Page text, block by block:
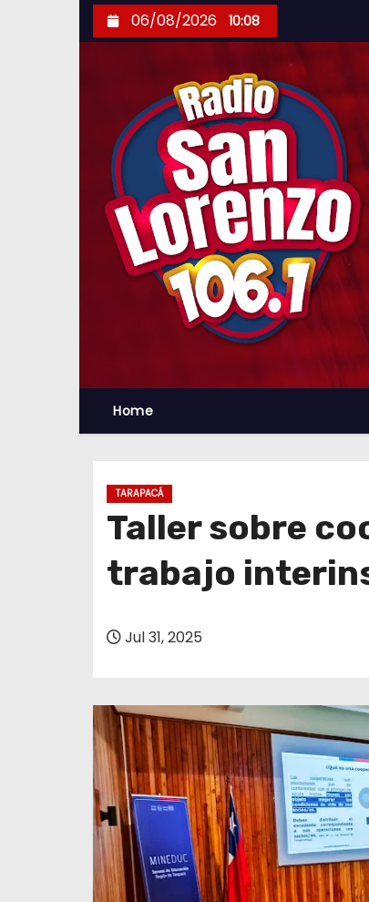
k
06/08/2026 10:08
Home
TARAPACÁ
Taller sobre
trabajo
Jul 31, 2025